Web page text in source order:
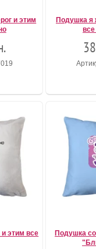
и этим
Подушка я
все
этим все
Подушка